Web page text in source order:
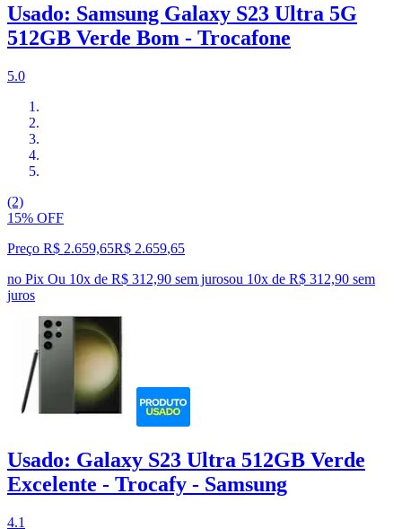
Usado: Samsung Galaxy S23 Ultra 5G
512GB Verde Bom - Trocafone
5.0
(2)
15% OFF
Preço R$ 2.659,65R$ 2.659,65
no Pix Ou 10x de R$ 312,90 sem jurosou 10x de R$ 312,90 sem
juros
Usado: Galaxy S23 Ultra 512GB Verde
Excelente - Trocafy - Samsung
4.1